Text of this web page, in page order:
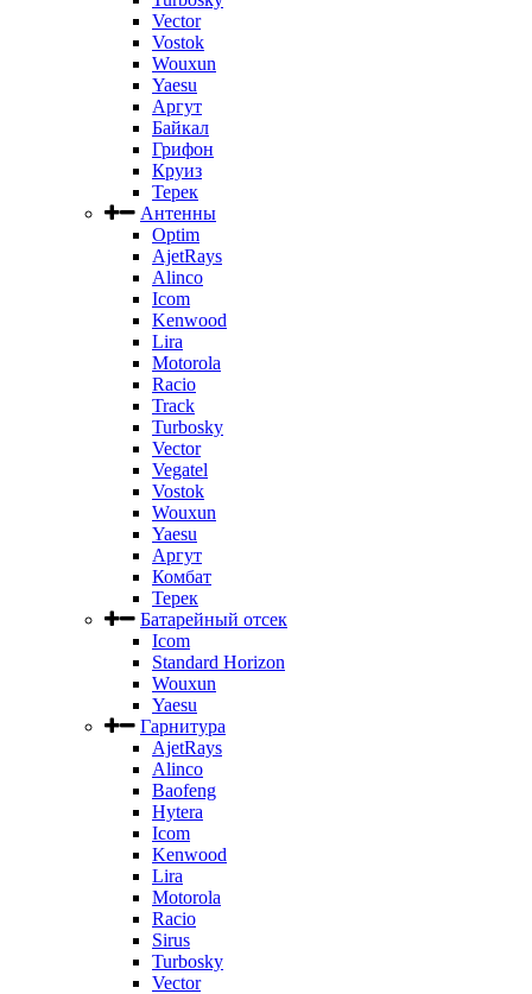
Vector
Vostok
Wouxun
Yaesu
Аргут
Байкал
Грифон
Круиз
Терек
Антенны
Optim
AjetRays
Alinco
Icom
Kenwood
Lira
Motorola
Racio
Track
Turbosky
Vector
Vegatel
Vostok
Wouxun
Yaesu
Аргут
Комбат
Терек
Батарейный отсек
Icom
Standard Horizon
Wouxun
Yaesu
Гарнитура
AjetRays
Alinco
Baofeng
Hytera
Icom
Kenwood
Lira
Motorola
Racio
Sirus
Turbosky
Vector